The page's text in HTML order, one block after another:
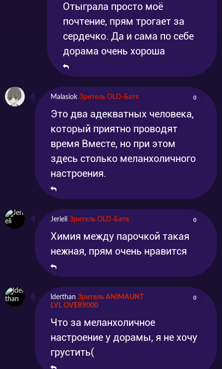
Отыграла просто моё
почтение, прям трогает за
сердечко. Да и сама по себе
дорама очень хороша
Malasiok Зритель OLD-Батя 0
Это два адекватных человека,
который приятно проводят
время Вместе, но при этом
здесь столько меланхоличного
настроения.
Jerieli Зритель OLD-Батя 0
Химия между парочкой такая
нежная, прям очень нравится
lderthan Зритель ANIMAUNT
LVL OVER9000
0
Что за меланхоличное
настроение у дорамы, я не хочу
грустить(